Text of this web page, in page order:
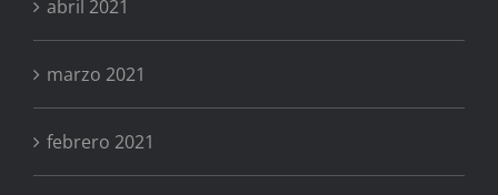
abril 2021
marzo 2021
febrero 2021